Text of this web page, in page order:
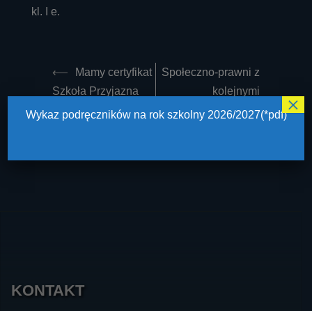
kl. I e.
Post
navigation
⟵
Mamy certyfikat
Szkoła Przyjazna
Osobom
Społeczno-prawni z
kolejnymi
osiągnięciami ⟶
KONTAKT
Wykaz podręczników na rok szkolny 2026/2027(*pdf)×